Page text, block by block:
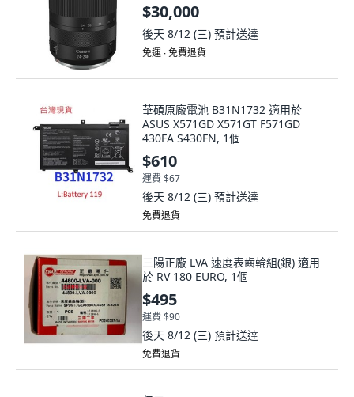
$30,000
後天 8/12 (三) 預計送達
免運 ∙ 免費退貨
華碩原廠電池 B31N1732 適用於
ASUS X571GD X571GT F571GD
430FA S430FN, 1個
$610
運費 $67
後天 8/12 (三) 預計送達
免費退貨
三陽正廠 LVA 速度表齒輪組(銀) 適用
於 RV 180 EURO, 1個
$495
運費 $90
後天 8/12 (三) 預計送達
免費退貨